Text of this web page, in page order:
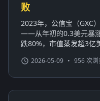
败
2023年，公信宝（GXC
——从年初的0.3美元暴
跌80%，市值蒸发超3亿
2026-05-09 • 956 次浏